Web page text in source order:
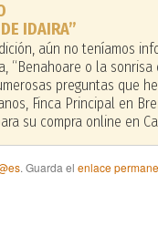
IDAIRA”
aún no teníamos
“Benahoare o la sonrisa
preguntas que
Finca Principal en
su compra online en
. Guarda el enlace